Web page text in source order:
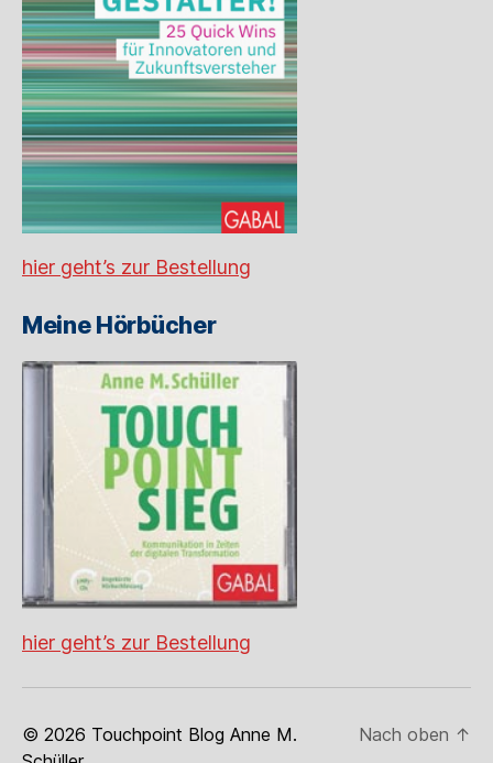
hier geht’s zur Bestellung
Meine Hörbücher
hier geht’s zur Bestellung
© 2026 Touchpoint Blog Anne M.
Nach oben ↑